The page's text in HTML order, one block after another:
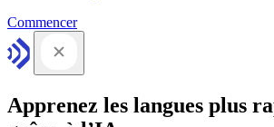
Commencer
Apprenez les langues plus